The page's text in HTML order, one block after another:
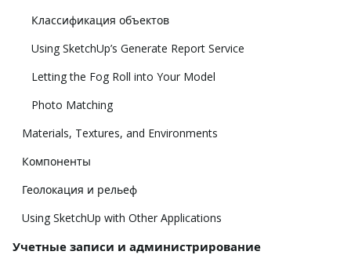
Классификация объектов
Using SketchUp’s Generate Report Service
Letting the Fog Roll into Your Model
Photo Matching
Materials, Textures, and Environments
Компоненты
Геолокация и рельеф
Using SketchUp with Other Applications
Учетные записи и администрирование